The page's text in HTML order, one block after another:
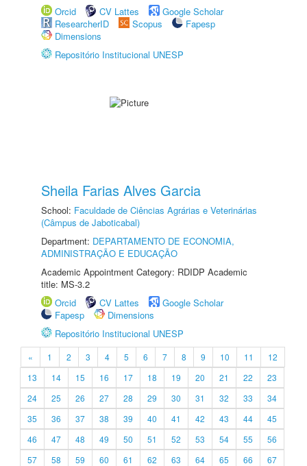
Orcid
CV Lattes
Google Scholar
ResearcherID
Scopus
Fapesp
Dimensions
Repositório Institucional UNESP
Sheila Farias Alves Garcia
School: Faculdade de Ciências Agrárias e Veterinárias
(Câmpus de Jaboticabal)
Department: DEPARTAMENTO DE ECONOMIA,
ADMINISTRAÇÃO E EDUCAÇÃO
Academic Appointment Category: RDIDP Academic
title: MS-3.2
Orcid
CV Lattes
Google Scholar
Fapesp
Dimensions
Repositório Institucional UNESP
« 1 2 3 4 5 6 7 8 9 10 11
12
13
14 15 16 17 18 19 20 21 22
23
24
25 26 27 28 29 30 31 32 33
34
35
36 37 38 39 40 41 42 43 44
45
46
47 48 49 50 51 52 53 54 55
56
57
58 59 60 61 62 63 64 65 66
67